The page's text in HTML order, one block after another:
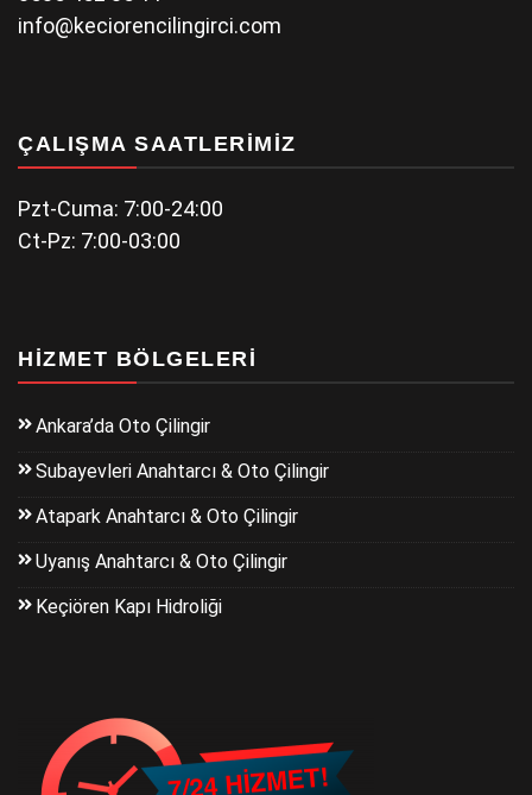
info@keciorencilingirci.com
ÇALIŞMA SAATLERIMIZ
Pzt-Cuma: 7:00-24:00
Ct-Pz: 7:00-03:00
HIZMET BÖLGELERI
Ankara’da Oto Çilingir
Subayevleri Anahtarcı & Oto Çilingir
Atapark Anahtarcı & Oto Çilingir
Uyanış Anahtarcı & Oto Çilingir
Keçiören Kapı Hidroliği